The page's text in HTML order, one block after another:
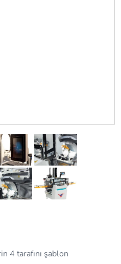
4 tarafını şablon